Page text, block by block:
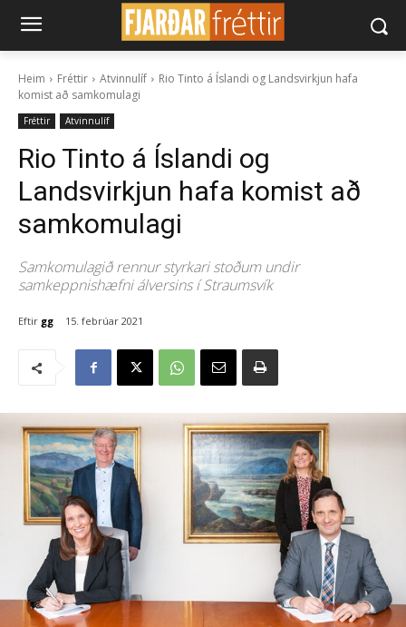
Heim Fréttir Atvinnulíf
Rio Tinto á Íslandi og Landsvirkjun hafa
komist að samkomulagi
Fréttir Atvinnulíf
Rio Tinto á Íslandi og
Landsvirkjun hafa komist að
samkomulagi
Samkomulagið rennur styrkari stoðum undir
samkeppnishæfni álversins í Straumsvík
Eftir gg 15. febrúar 2021